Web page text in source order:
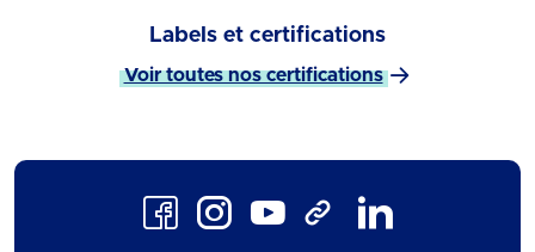
Labels et certifications
Voir toutes nos certifications
FacebookInstagramYoutube TikTok